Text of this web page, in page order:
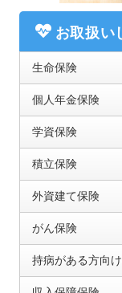
お取扱い
生命保険
個人年金保険
学資保険
積立保険
外資建て保険
がん保険
持病がある方向